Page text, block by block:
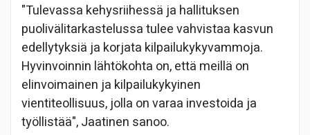
"Tulevassa kehysriihessä ja hallituksen
puolivälitarkastelussa tulee vahvistaa kasvun
edellytyksiä ja korjata kilpailukykyvammoja.
Hyvinvoinnin lähtökohta on, että meillä on
elinvoimainen ja kilpailukykyinen
vientiteollisuus, jolla on varaa investoida ja
työllistää", Jaatinen sanoo.